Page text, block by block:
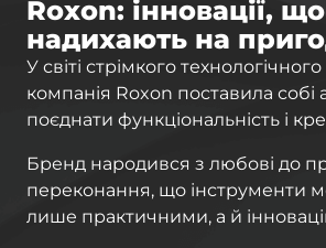
Roxon: інновації, що
надихають на
У світі стрімкого
компанія Roxon поставила собі
поєднати функціональність і
Бренд народився з любові до
переконання, що інструменти
лише практичними, а й